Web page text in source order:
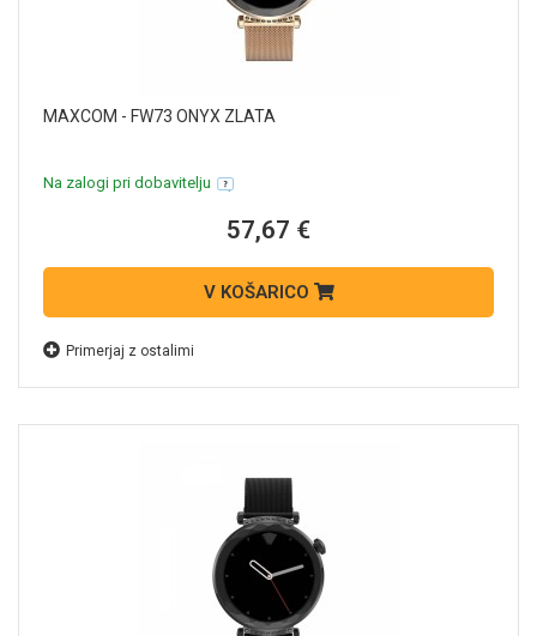
MAXCOM - FW73 ONYX ZLATA
Na zalogi pri dobavitelju
57,67 €
V KOŠARICO
Primerjaj z ostalimi